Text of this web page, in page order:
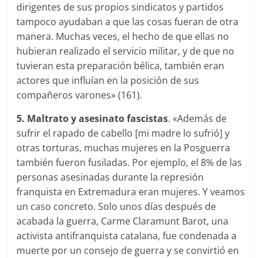
dirigentes de sus propios sindicatos y partidos
tampoco ayudaban a que las cosas fueran de otra
manera. Muchas veces, el hecho de que ellas no
hubieran realizado el servicio militar, y de que no
tuvieran esta preparación bélica, también eran
actores que influían en la posición de sus
compañeros varones» (161).
5. Maltrato y asesinato fascistas. «Además de
sufrir el rapado de cabello [mi madre lo sufrió] y
otras torturas, muchas mujeres en la Posguerra
también fueron fusiladas. Por ejemplo, el 8% de las
personas asesinadas durante la represión
franquista en Extremadura eran mujeres. Y veamos
un caso concreto. Solo unos días después de
acabada la guerra, Carme Claramunt Barot, una
activista antifranquista catalana, fue condenada a
muerte por un consejo de guerra y se convirtió en